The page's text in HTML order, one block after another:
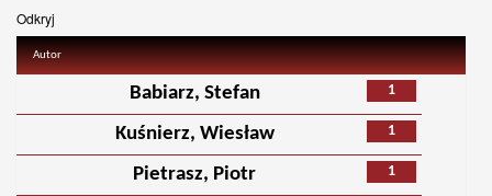
Odkryj
Autor
1
Babiarz, Stefan
1
Kuśnierz, Wiesław
1
Pietrasz, Piotr